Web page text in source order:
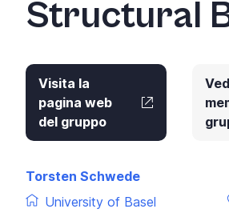
Structural
Visita la
pagina web
del gruppo
Torsten Schwede
University of Basel